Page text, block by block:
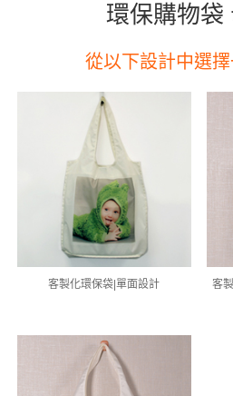
環保購物袋
從以下設計中選
客製化環保袋|單面設計 客